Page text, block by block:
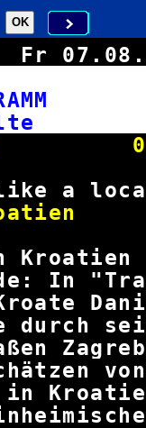
Fr
a
In
durch
in